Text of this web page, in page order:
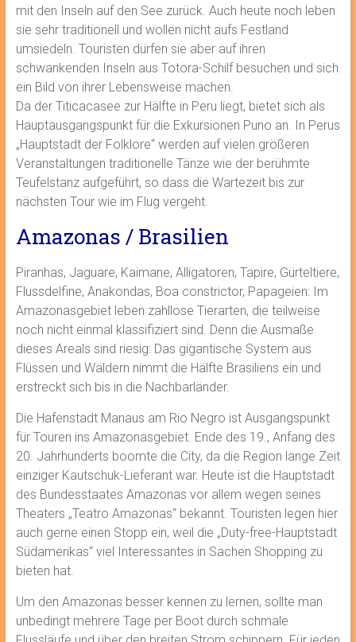
mit den Inseln auf den See zurück. Auch heute noch leben
sie sehr traditionell und wollen nicht aufs Festland
umsiedeln. Touristen dürfen sie aber auf ihren
schwankenden Inseln aus Totora-Schilf besuchen und sich
ein Bild von ihrer Lebensweise machen.
Da der Titicacasee zur Hälfte in Peru liegt, bietet sich als
Hauptausgangspunkt für die Exkursionen Puno an. In Perus
„Hauptstadt der Folklore“ werden auf vielen größeren
Veranstaltungen traditionelle Tänze wie der berühmte
Teufelstanz aufgeführt, so dass die Wartezeit bis zur
nächsten Tour wie im Flug vergeht.
Amazonas / Brasilien
Piranhas, Jaguare, Kaimane, Alligatoren, Tapire, Gürteltiere,
Flussdelfine, Anakondas, Boa constrictor, Papageien: Im
Amazonasgebiet leben zahllose Tierarten, die teilweise
noch nicht einmal klassifiziert sind. Denn die Ausmaße
dieses Areals sind riesig: Das gigantische System aus
Flüssen und Wäldern nimmt die Hälfte Brasiliens ein und
erstreckt sich bis in die Nachbarländer.
Die Hafenstadt Manaus am Rio Negro ist Ausgangspunkt
für Touren ins Amazonasgebiet. Ende des 19., Anfang des
20. Jahrhunderts boomte die City, da die Region lange Zeit
einziger Kautschuk-Lieferant war. Heute ist die Hauptstadt
des Bundesstaates Amazonas vor allem wegen seines
Theaters „Teatro Amazonas“ bekannt. Touristen legen hier
auch gerne einen Stopp ein, weil die „Duty-free-Hauptstadt
Südamerikas“ viel Interessantes in Sachen Shopping zu
bieten hat.
Um den Amazonas besser kennen zu lernen, sollte man
unbedingt mehrere Tage per Boot durch schmale